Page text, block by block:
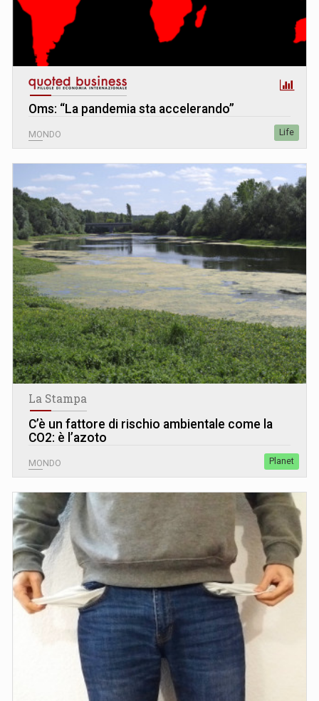
Oms: “La pandemia sta accelerando”
MONDO Life
La Stampa
C’è un fattore di rischio ambientale come la
CO2: è l’azoto
MONDO Planet